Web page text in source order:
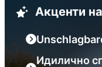
Акценти
Идилично